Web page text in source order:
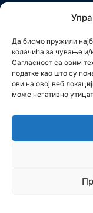
Да бисмо пружили
колачића за чување и/
Сагласност са овим
податке као што су
ови на овој веб
може негативно
Politika privatnosti
Kontakt
Pronađite nas